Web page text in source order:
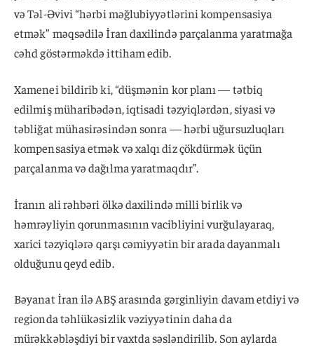
və Təl-Əvivi “hərbi məğlubiyyətlərini kompensasiya
etmək” məqsədilə İran daxilində parçalanma yaratmağa
cəhd göstərməkdə ittiham edib.
Xamenei bildirib ki, “düşmənin kor planı — tətbiq
edilmiş müharibədən, iqtisadi təzyiqlərdən, siyasi və
təbliğat mühasirəsindən sonra — hərbi uğursuzluqları
kompensasiya etmək və xalqı diz çökdürmək üçün
parçalanma və dağılma yaratmaqdır”.
İranın ali rəhbəri ölkə daxilində milli birlik və
həmrəyliyin qorunmasının vacibliyini vurğulayaraq,
xarici təzyiqlərə qarşı cəmiyyətin bir arada dayanmalı
olduğunu qeyd edib.
Bəyanat İran ilə ABŞ arasında gərginliyin davam etdiyi və
regionda təhlükəsizlik vəziyyətinin daha da
mürəkkəbləşdiyi bir vaxtda səsləndirilib. Son aylarda